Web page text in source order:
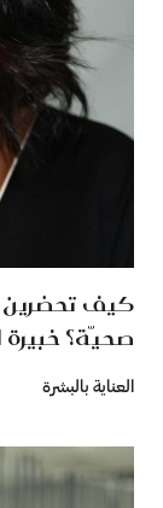
كيف تحضرين
صحيّة؟
العناية بالبشرة